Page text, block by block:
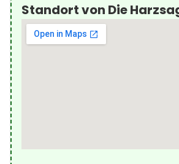
Standort von Die